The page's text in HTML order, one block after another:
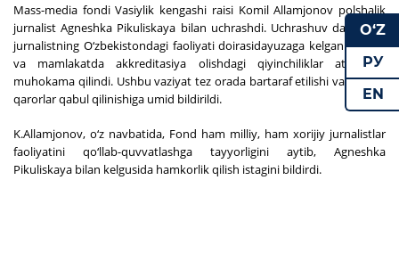
Mass-media fondi Vasiylik kengashi raisi Komil Allamjonov polshalik
jurnalist Agneshka Pikuliskaya bilan uchrashdi. Uchrashuv davomida
jurnalistning O‘zbekistondagi faoliyati doirasidayuzaga kelgan vaziyat
va mamlakatda akkreditasiya olishdagi qiyinchiliklar atroflicha
muhokama qilindi. Ushbu vaziyat tez orada bartaraf etilishi va tegishli
qarorlar qabul qilinishiga umid bildirildi.
K.Allamjonov, o‘z navbatida, Fond ham milliy, ham xorijiy jurnalistlar
faoliyatini qo‘llab-quvvatlashga tayyorligini aytib, Agneshka
Pikuliskaya bilan kelgusida hamkorlik qilish istagini bildirdi.
O‘Z
РУ
EN